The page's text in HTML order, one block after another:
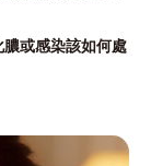
或感染該如何處